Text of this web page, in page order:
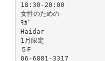
18:30-20:00
女性のための
ﾖｶﾞ
Haidar
1月限定
５F